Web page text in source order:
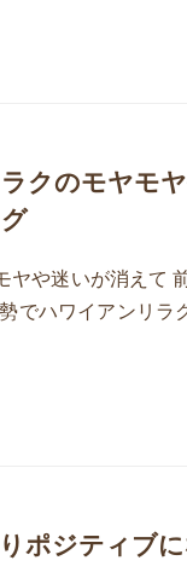
クのモヤモ
や迷いが消えて
でハワイアンリラ
ポジティブ